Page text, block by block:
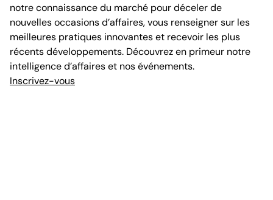
notre connaissance du marché pour déceler de
nouvelles occasions d’affaires, vous renseigner sur les
meilleures pratiques innovantes et recevoir les plus
récents développements. Découvrez en primeur notre
intelligence d’affaires et nos événements.
Inscrivez-vous